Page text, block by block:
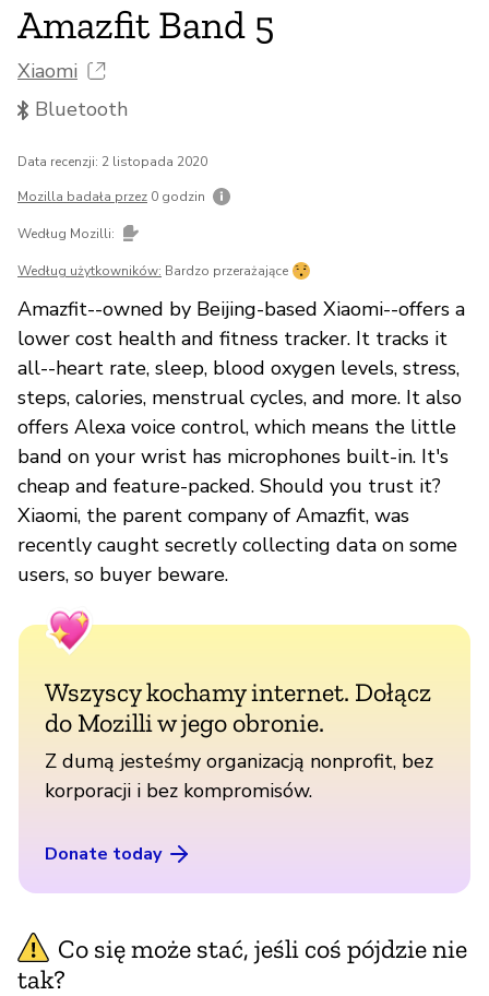
Amazfit Band 5
Xiaomi
Bluetooth
Data recenzji: 2 listopada 2020
Mozilla badała przez 0 godzin
Według Mozilli:
Według użytkowników: Bardzo przerażające
Amazfit--owned by Beijing-based Xiaomi--offers a
lower cost health and fitness tracker. It tracks it
all--heart rate, sleep, blood oxygen levels, stress,
steps, calories, menstrual cycles, and more. It also
offers Alexa voice control, which means the little
band on your wrist has microphones built-in. It's
cheap and feature-packed. Should you trust it?
Xiaomi, the parent company of Amazfit, was
recently caught secretly collecting data on some
users, so buyer beware.
Wszyscy kochamy internet. Dołącz
do Mozilli w jego obronie.
Z dumą jesteśmy organizacją nonprofit, bez
korporacji i bez kompromisów.
Donate today
Co się może stać, jeśli coś pójdzie nie
tak?